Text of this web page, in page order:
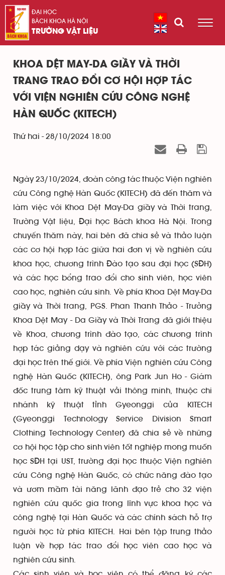
ĐẠI HỌC
BÁCH KHOA HÀ NỘI
TRƯỜNG VẬT LIỆU
KHOA DỆT MAY-DA GIẦY VÀ THỜI
TRANG TRAO ĐỔI CƠ HỘI HỢP TÁC
VỚI VIỆN NGHIÊN CỨU CÔNG NGHỆ
HÀN QUỐC (KITECH)
Thứ hai - 28/10/2024 18:00
Ngày 23/10/2024, đoàn công tác thuộc Viện nghiên
cứu Công nghệ Hàn Quốc (KITECH) đã đến thăm và
làm việc với Khoa Dệt May-Da giầy và Thời trang,
Trường Vật liệu, Đại học Bách khoa Hà Nội. Trong
chuyến thăm này, hai bên đã chia sẻ và thảo luận
các cơ hội hợp tác giữa hai đơn vị về nghiên cứu
khoa học, chương trình Đào tạo sau đại học (SĐH)
và các học bổng trao đổi cho sinh viên, học viên
cao học, nghiên cứu sinh. Về phía Khoa Dệt May-Da
giầy và Thời trang, PGS. Phan Thanh Thảo - Trưởng
Khoa Dệt May - Da Giầy và Thời Trang đã giới thiệu
về Khoa, chương trình đào tạo, các chương trình
hợp tác giảng dạy và nghiên cứu với các trường
đại học trên thế giới. Về phía Viện nghiên cứu Công
nghệ Hàn Quốc (KITECH), ông Park Jun Ho - Giám
đốc trung tâm kỹ thuật vải thông minh, thuộc chi
nhánh kỹ thuật tỉnh Gyeonggi của KITECH
(Gyeonggi Technology Service Division Smart
Clothing Technology Center) đã chia sẻ về những
cơ hội học tập cho sinh viên tốt nghiệp mong muốn
học SĐH tại UST, trường đại học thuộc Viện nghiên
cứu Công nghệ Hàn Quốc, có chức năng đào tạo
và ươm mầm tài năng lãnh đạo trẻ cho 32 viện
nghiên cứu quốc gia trong lĩnh vực khoa học và
công nghệ tại Hàn Quốc và các chính sách hỗ trợ
người học từ phía KITECH. Hai bên tập trung thảo
luận về hợp tác trao đổi học viên cao học và
nghiên cứu sinh.